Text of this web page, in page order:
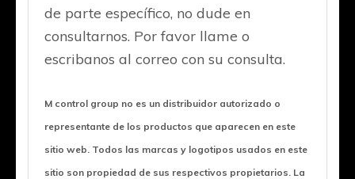
de parte específico, no dude en
consultarnos. Por favor llame o
escribanos al correo con su consulta.
M control group no es un distribuidor autorizado o
representante de los productos que aparecen en este
sitio web. Todos las marcas y logotipos usados en este
sitio son propiedad de sus respectivos propietarios. La